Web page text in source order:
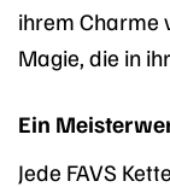
ihrem Charme
Magie, die in
Ein
Jede FAVS